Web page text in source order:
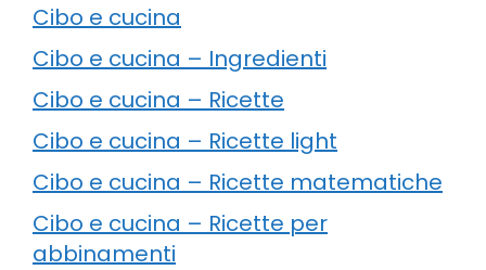
Cibo e cucina
Cibo e cucina – Ingredienti
Cibo e cucina – Ricette
Cibo e cucina – Ricette light
Cibo e cucina – Ricette matematiche
Cibo e cucina – Ricette per
abbinamenti